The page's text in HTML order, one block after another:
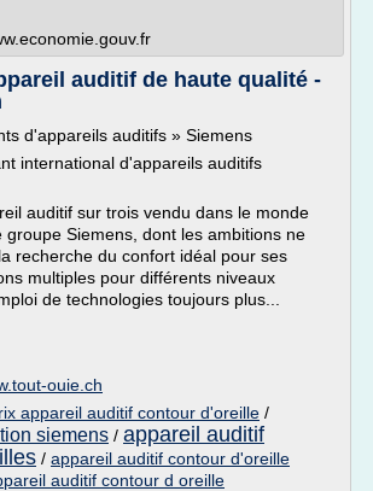
auditif de haute qualité -
d'appareils auditifs » Siemens
international d'appareils auditifs
auditif sur trois vendu dans le monde
groupe Siemens, dont les ambitions ne
recherche du confort idéal pour ses
multiples pour différents niveaux
de technologies toujours plus...
ouie.ch
appareil auditif contour d'oreille /
siemens / appareil auditif
/ appareil auditif contour d'oreille
auditif contour d oreille